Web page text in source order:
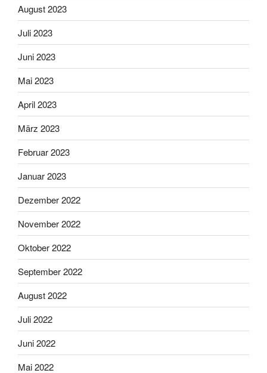
August 2023
Juli 2023
Juni 2023
Mai 2023
April 2023
März 2023
Februar 2023
Januar 2023
Dezember 2022
November 2022
Oktober 2022
September 2022
August 2022
Juli 2022
Juni 2022
Mai 2022